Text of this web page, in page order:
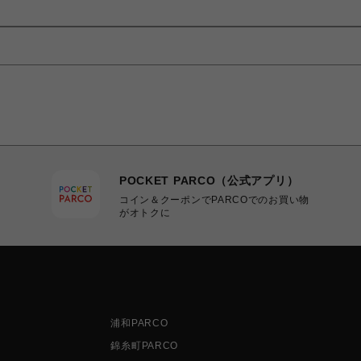
POCKET PARCO（公式アプリ）
コイン＆クーポンでPARCOでのお買い物
がオトクに
浦和PARCO
錦糸町PARCO